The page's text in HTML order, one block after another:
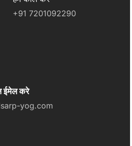
+91 7201092290
ईमेल करे
yog.com